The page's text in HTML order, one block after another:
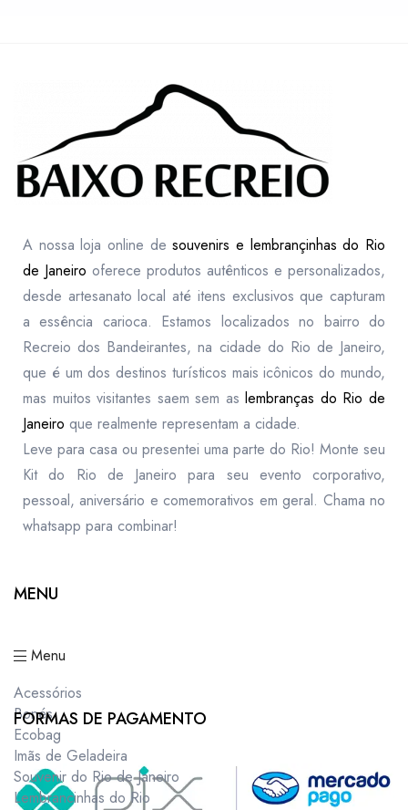
A nossa loja online desouvenirs e lembrançinhas do Rio
de Janeiro oferece produtos autênticos e personalizados,
desde artesanato local até itens exclusivos que capturam
a essência carioca. Estamos localizados no bairro do
Recreio dos Bandeirantes, na cidade do Rio de Janeiro,
que é um dos destinos turísticos mais icônicos do mundo,
mas muitos visitantes saem sem aslembranças do Rio de
Janeiro que realmente representam a cidade.
Leve para casa ou presentei uma parte do Rio! Monte seu
Kit do Rio de Janeiro para seu evento corporativo,
pessoal, aniversário e comemorativos em geral. Chama no
whatsapp para combinar!
MENU
Menu
Acessórios
Bonés
Ecobag
Imãs de Geladeira
Souvenir do Rio de Janeiro
Lembrancinhas do Rio
FORMAS DE PAGAMENTO